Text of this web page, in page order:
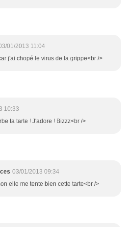
01/2013 11:04
j'ai chopé le virus de la grippe<br />
10:33
ta tarte ! J'adore ! Bizzz<br />
03/01/2013 09:34
elle me tente bien cette tarte<br />